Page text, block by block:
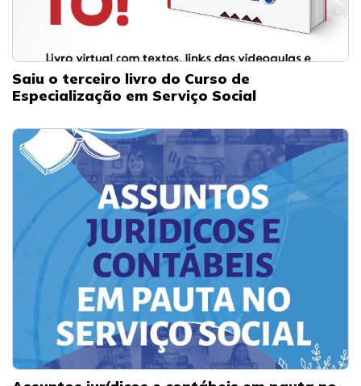
Saiu o terceiro livro do Curso de
Especialização em Serviço Social